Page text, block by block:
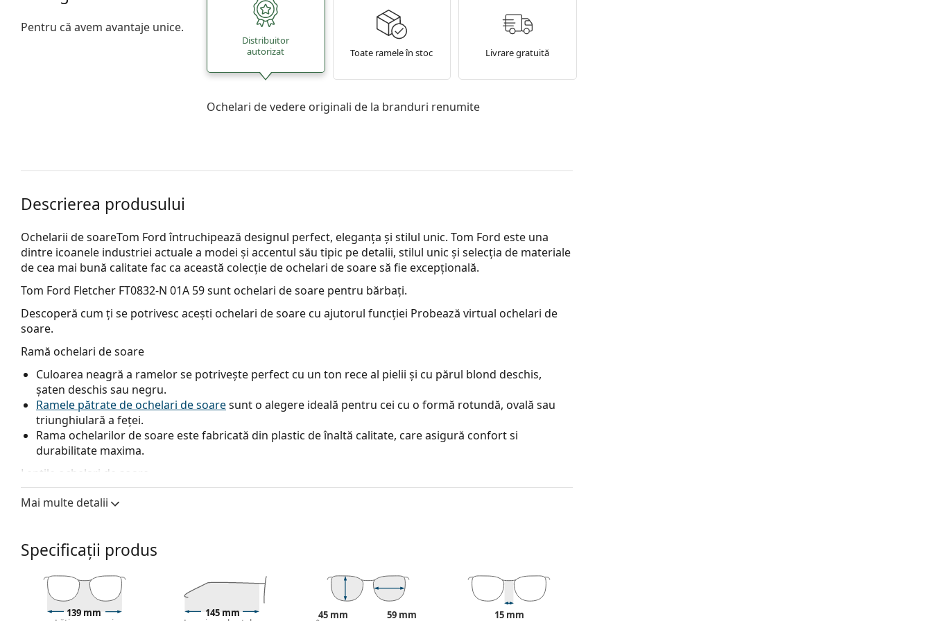
Pentru că avem avantaje unice.
Distribuitor
autorizat
Toate ramele în stoc Livrare gratuită
Ochelari de vedere originali de la branduri renumite
Descrierea produsului
Ochelarii de soareTom Ford întruchipează designul perfect, eleganța și stilul unic. Tom Ford este una
dintre icoanele industriei actuale a modei și accentul său tipic pe detalii, stilul unic și selecția de materiale
de cea mai bună calitate fac ca această colecție de ochelari de soare să fie excepțională.
Tom Ford Fletcher FT0832-N 01A 59sunt ochelari de soare pentru bărbați.
Descoperă cum ți se potrivesc acești ochelari de soare cu ajutorul funcției Probează virtual ochelari de
soare.
Ramă ochelari de soare
Culoarea neagră a ramelor se potrivește perfect cu un ton rece al pielii și cu părul blond deschis,
șaten deschis sau negru.
Ramele pătrate de ochelari de soaresunt o alegere ideală pentru cei cu o formă rotundă, ovală sau
triunghiulară a feței.
Rama ochelarilor de soare este fabricată din plastic de înaltă calitate, care asigură confort si
durabilitate maxima.
Lentile ochelari de soare
Lentilele gri reduc intensitatea luminii fără a afecta contrastul sau a distorsiona culorile.
Lentilele sunt fabricate din plastic, ale cărui avantaje incontestabile sunt greutatea redusă și
Ochelarii au protecție UV 400, care oferă o protecție 100% împotriva razelor solare. Lentilele
ochelarilor de soare au un filtru categoria 3 (transmisie de lumină 8 – 18%). Sunt potrivite pentru
expunerea intensă la soare pe plajă sau în oraș.
Accesorii
Mai multe detalii
Specificații produs
139 mm 145 mm 45 mm 59 mm 15 mm